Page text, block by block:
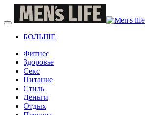
БОЛЬШЕ
Фитнес
Здоровье
Секс
Питание
Стиль
Деньги
Отдых